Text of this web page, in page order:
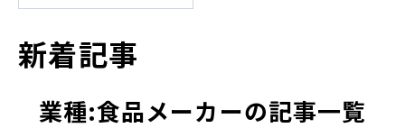
新着記事
業種:食品メーカーの記事一覧